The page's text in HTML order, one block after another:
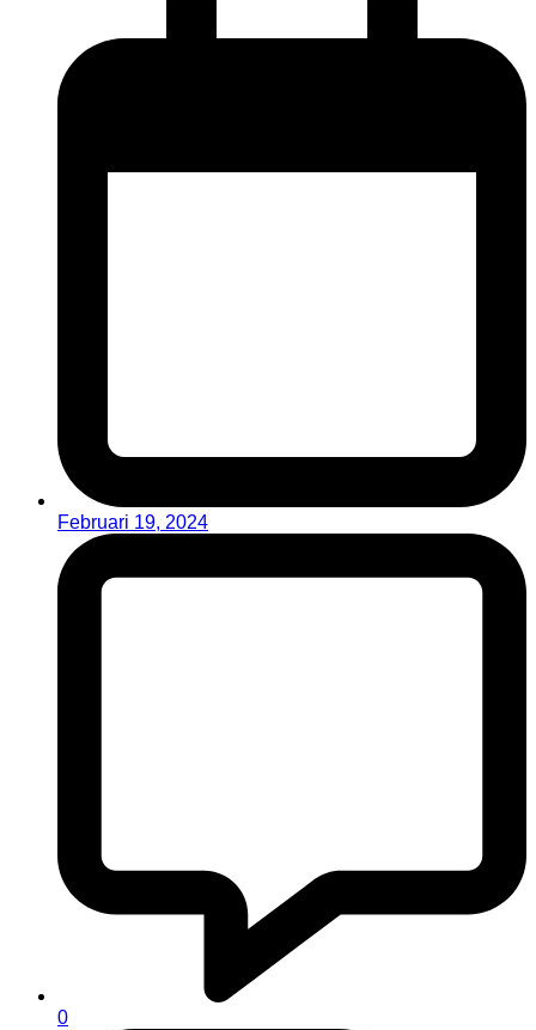
Februari 19, 2024
0